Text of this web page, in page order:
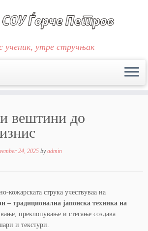
ученик, утре стручњак
вештини до
24, 2025 byadmin
кожарската струка учествуваа на
– традиционална јапонска техника на
преклопување и стегање создава
и текстури.